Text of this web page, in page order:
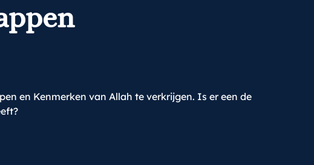
en Kenmerken van Allah te verkrijgen. Is er een de